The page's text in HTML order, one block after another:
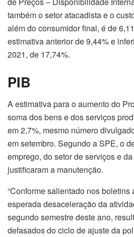
também o setor atacadista e o
além do consumidor final, é de
estimativa anterior de 9,44% e
2021, de 17,74%.
PIB
A estimativa para o aumento do
soma dos bens e dos serviços
em 2,7%, mesmo número
em setembro. Segundo a SPE, o
emprego, do setor de serviços e
justificaram a manutenção.
“Conforme salientado nos boletins
esperada desaceleração da
segundo semestre deste ano,
defasados do ciclo de ajuste da